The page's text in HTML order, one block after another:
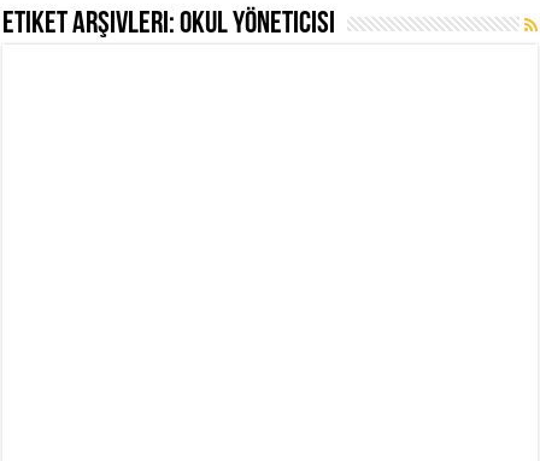
Etiket Arşivleri:Okul yöneticisi